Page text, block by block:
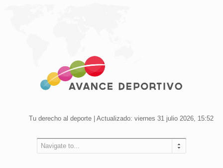
Tu derecho al deporte | Actualizado: viernes 31 julio 2026, 15:52
Navigate to...